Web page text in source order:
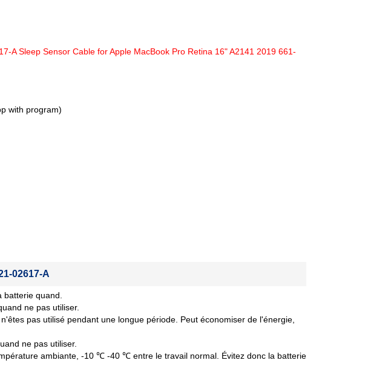
A Sleep Sensor Cable for Apple MacBook Pro Retina 16" A2141 2019 661-
with program)
02617-A
quand.
ne pas utiliser.
pas utilisé pendant une longue période. Peut économiser de l'énergie,
ne pas utiliser.
ambiante, -10 ℃ -40 ℃ entre le travail normal. Évitez donc la batterie